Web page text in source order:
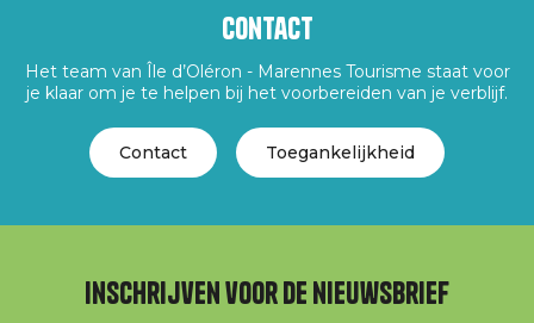
Contact
Het team van Île d’Oléron - Marennes Tourisme staat voor
je klaar om je te helpen bij het voorbereiden van je verblijf.
Contact Toegankelijkheid
Inschrijven voor de nieuwsbrief